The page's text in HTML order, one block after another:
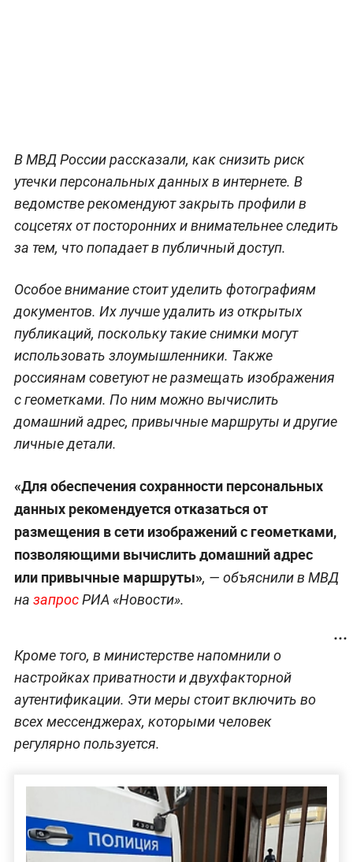
В МВД России рассказали, как снизить риск
утечки персональных данных в интернете. В
ведомстве рекомендуют закрыть профили в
соцсетях от посторонних и внимательнее следить
за тем, что попадает в публичный доступ.
Особое внимание стоит уделить фотографиям
документов. Их лучше удалить из открытых
публикаций, поскольку такие снимки могут
использовать злоумышленники. Также
россиянам советуют не размещать изображения
с геометками. По ним можно вычислить
домашний адрес, привычные маршруты и другие
личные детали.
«Для обеспечения сохранности персональных
данных рекомендуется отказаться от
размещения в сети изображений с геометками,
позволяющими вычислить домашний адрес
или привычные маршруты», — объяснили в МВД
на запросРИА «Новости».
Кроме того, в министерстве напомнили о
настройках приватности и двухфакторной
аутентификации. Эти меры стоит включить во
всех мессенджерах, которыми человек
регулярно пользуется.